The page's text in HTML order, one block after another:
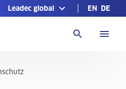
Leadec global EN DE